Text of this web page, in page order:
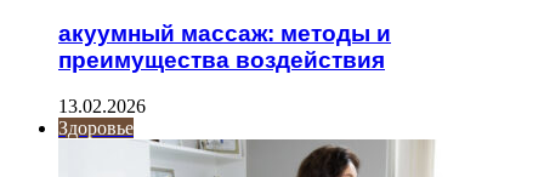
акуумный массаж: методы и
преимущества воздействия
13.02.2026
Здоровье